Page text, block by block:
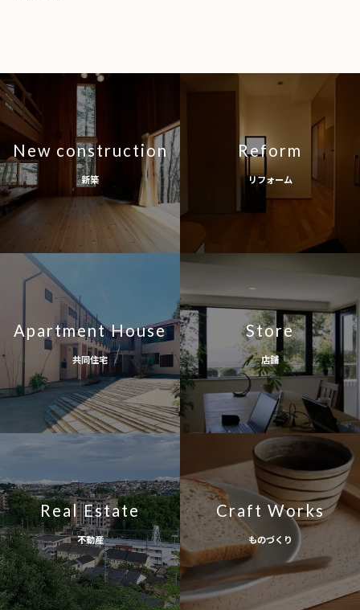
New construction
新築
Reform
リフォーム
Apartment House
共同住宅
Store
店舗
Real Estate
不動産
Craft Works
ものづくり